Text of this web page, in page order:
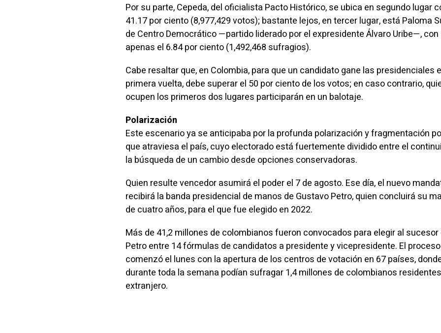
Por su parte, Cepeda, del oficialista Pacto Histórico, se ubica en segundo lugar
41.17 por ciento (8,977,429 votos); bastante lejos, en tercer lugar, está Paloma
de Centro Democrático —partido liderado por el expresidente Álvaro Uribe—, con
apenas el 6.84 por ciento (1,492,468 sufragios).
Cabe resaltar que, en Colombia, para que un candidato gane las presidenciales
primera vuelta, debe superar el 50 por ciento de los votos; en caso contrario,
ocupen los primeros dos lugares participarán en un balotaje.
Polarización
Este escenario ya se anticipaba por la profunda polarización y fragmentación
que atraviesa el país, cuyo electorado está fuertemente dividido entre el
la búsqueda de un cambio desde opciones conservadoras.
Quien resulte vencedor asumirá el poder el 7 de agosto. Ese día, el nuevo
recibirá la banda presidencial de manos de Gustavo Petro, quien concluirá su
de cuatro años, para el que fue elegido en 2022.
Más de 41,2 millones de colombianos fueron convocados para elegir al sucesor
Petro entre 14 fórmulas de candidatos a presidente y vicepresidente. El proceso
comenzó el lunes con la apertura de los centros de votación en 67 países,
durante toda la semana podían sufragar 1,4 millones de colombianos
extranjero.